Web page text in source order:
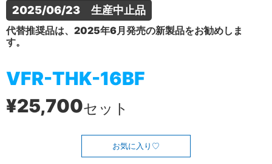
2025/06/23　生産中止品
代替推奨品は、2025年6月発売の新製品をお勧めしま
す。
VFR-THK-16BF
¥25,700セット
お気に入り